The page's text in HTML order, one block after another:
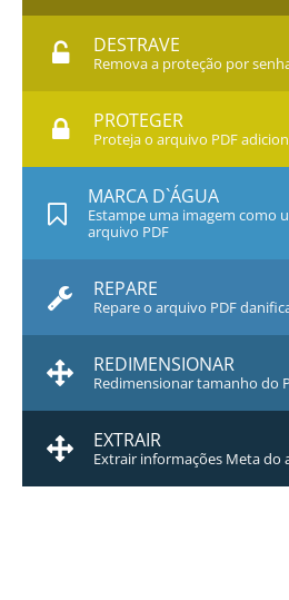
DESTRAVE
Remova a proteção por
PROTEGER
Proteja o arquivo PDF
MARCA D`ÁGUA
Estampe uma imagem como
arquivo PDF
REPARE
Repare o arquivo PDF
REDIMENSIONAR
Redimensionar tamanho do
EXTRAIR
Extrair informações Meta do